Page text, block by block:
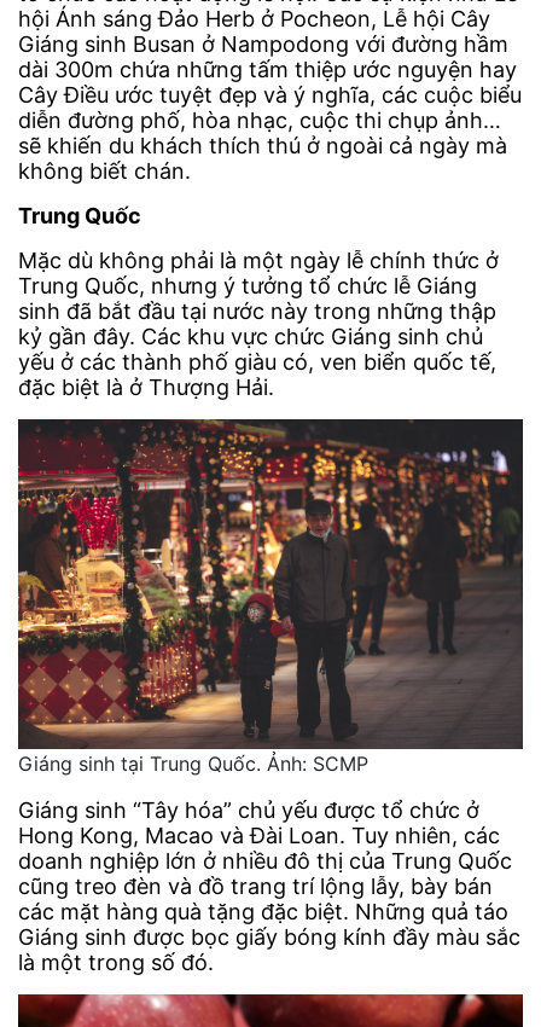
hội Ánh sáng Đảo Herb ở Pocheon, Lễ hội Cây
Giáng sinh Busan ở Nampodong với đường hầm
dài 300m chứa những tấm thiệp ước nguyện hay
Cây Điều ước tuyệt đẹp và ý nghĩa, các cuộc biểu
diễn đường phố, hòa nhạc, cuộc thi chụp ảnh…
sẽ khiến du khách thích thú ở ngoài cả ngày mà
không biết chán.
Trung Quốc
Mặc dù không phải là một ngày lễ chính thức ở
Trung Quốc, nhưng ý tưởng tổ chức lễ Giáng
sinh đã bắt đầu tại nước này trong những thập
kỷ gần đây. Các khu vực chức Giáng sinh chủ
yếu ở các thành phố giàu có, ven biển quốc tế,
đặc biệt là ở Thượng Hải.
Giáng sinh tại Trung Quốc. Ảnh: SCMP
Giáng sinh “Tây hóa” chủ yếu được tổ chức ở
Hong Kong, Macao và Đài Loan. Tuy nhiên, các
doanh nghiệp lớn ở nhiều đô thị của Trung Quốc
cũng treo đèn và đồ trang trí lộng lẫy, bày bán
các mặt hàng quà tặng đặc biệt. Những quả táo
Giáng sinh được bọc giấy bóng kính đầy màu sắc
là một trong số đó.